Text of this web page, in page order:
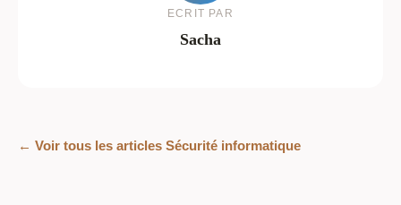
ECRIT PAR
Sacha
← Voir tous les articles Sécurité informatique